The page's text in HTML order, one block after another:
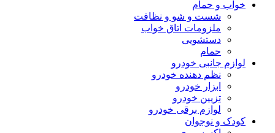
خواب و حمام
شست و شو و نظافت
ملزومات اتاق خواب
دستشویی
حمام
لوازم جانبی خودرو
نظم دهنده خودرو
ابزار خودرو
تزیین خودرو
لوازم برقی خودرو
کودک و نوجوان